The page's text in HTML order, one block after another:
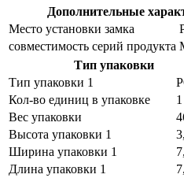
Дополнительные
Место установки замка
совместимость серий продукта
Тип упаковки
Тип упаковки 1
Кол-во единиц в упаковке
1
Вес упаковки
Высота упаковки 1
Ширина упаковки 1
Длина упаковки 1